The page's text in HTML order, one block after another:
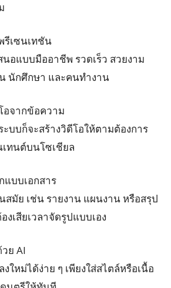
รีเซนเทชัน
อแบบมืออาชีพ รวดเร็ว สวยงาม
นักศึกษา และคนทำงาน
อจากข้อความ
บบก็จะสร้างวิดีโอให้ตามต้องการ
ทนต์บนโซเชียล
บบเอกสาร
สมัย เช่น รายงาน แผนงาน หรือสรุป
เสียเวลาจัดรูปแบบเอง
ย AI
ใหม่ได้ง่าย ๆ เพียงใส่สไตล์หรือเนื้อ